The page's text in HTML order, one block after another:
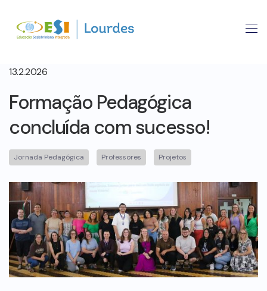
13.2.2026
Formação Pedagógica
concluída com sucesso!
Jornada Pedagógica Professores Projetos